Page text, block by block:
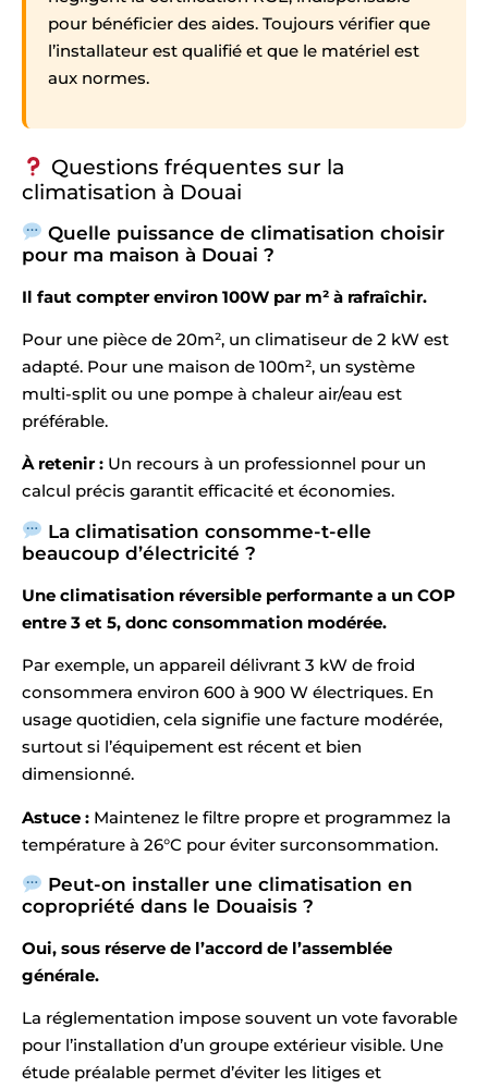
pour bénéficier des aides. Toujours vérifier que
l’installateur est qualifié et que le matériel est
aux normes.
Questions fréquentes sur la
climatisation à Douai
Quelle puissance de climatisation choisir
pour ma maison à Douai ?
Il faut compter environ 100W par m² à rafraîchir.
Pour une pièce de 20m², un climatiseur de 2 kW est
adapté. Pour une maison de 100m², un système
multi-split ou une pompe à chaleur air/eau est
préférable.
À retenir : Un recours à un professionnel pour un
calcul précis garantit efficacité et économies.
La climatisation consomme-t-elle
beaucoup d’électricité ?
Une climatisation réversible performante a un COP
entre 3 et 5, donc consommation modérée.
Par exemple, un appareil délivrant 3 kW de froid
consommera environ 600 à 900 W électriques. En
usage quotidien, cela signifie une facture modérée,
surtout si l’équipement est récent et bien
dimensionné.
Astuce : Maintenez le filtre propre et programmez la
température à 26°C pour éviter surconsommation.
Peut-on installer une climatisation en
copropriété dans le Douaisis ?
Oui, sous réserve de l’accord de l’assemblée
générale.
La réglementation impose souvent un vote favorable
pour l’installation d’un groupe extérieur visible. Une
étude préalable permet d’éviter les litiges et